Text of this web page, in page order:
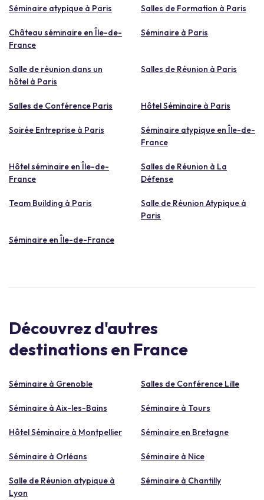
Séminaire atypique à Paris Salles de Formation à Paris
Château séminaire en Île-de-
France
Séminaire à Paris
Salle de réunion dans un
hôtel à Paris
Salles de Réunion à Paris
Salles de Conférence Paris Hôtel Séminaire à Paris
Soirée Entreprise à Paris
Séminaire atypique en Île-de-
France
Hôtel séminaire en Île-de-
France
Salles de Réunion à La
Défense
Team Building à Paris
Salle de Réunion Atypique à
Paris
Séminaire en Île-de-France
Découvrez d'autres
destinations en France
Séminaire à Grenoble Salles de Conférence Lille
Séminaire à Aix-les-Bains Séminaire à Tours
Hôtel Séminaire à Montpellier Séminaire en Bretagne
Séminaire à Orléans Séminaire à Nice
Salle de Réunion atypique à
Lyon
Séminaire à Chantilly